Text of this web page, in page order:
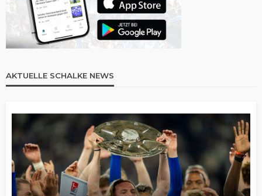
AKTUELLE SCHALKE NEWS